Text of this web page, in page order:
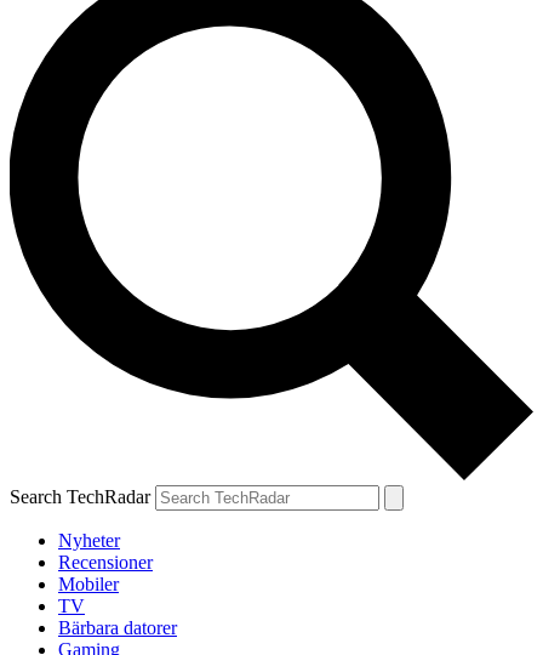
Search TechRadar
Nyheter
Recensioner
Mobiler
TV
Bärbara datorer
Gaming